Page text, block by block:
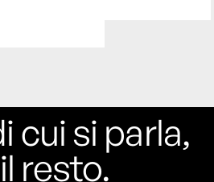
cui si parla,
resto.